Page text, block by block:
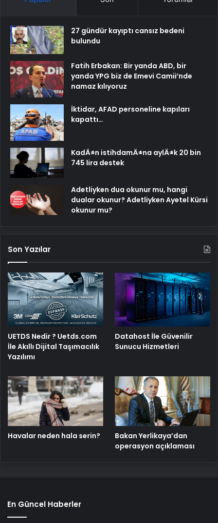
27 gündür kayıptı cansız bedeni
bulundu
Fatih Erbakan: Bir yanda ABD, bir
yanda YPG biz de Emevi Camii’nde
namaz kılıyoruz
İktidar, AFAD personeline kapıları
kapattı…
KadÄ±n istihdamÄ±na aylÄ±k 20 bin
745 lira destek
Adetliyken dua okunur mu, hangi
dualar okunur? Adetliyken Ayetel Kürsi
okunur mu?
Son Yazılar
UETDS Nedir ? Uetds.com
İle Akıllı Dijital Taşımacılık
Yazılımı
Datahost İle Güvenilir
Sunucu Hizmetleri
Havalar neden hala serin?
Bakan Yerlikaya’dan
operasyon açıklaması
En Güncel Haberler